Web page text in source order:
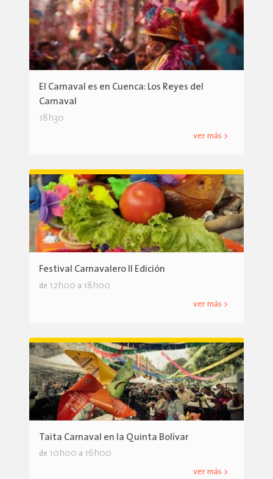
El Carnaval es en Cuenca: Los Reyes del
Carnaval
18h30
ver más >
Festival Carnavalero II Edición
de 12h00 a 18h00
ver más >
Taita Carnaval en la Quinta Bolívar
de 10h00 a 16h00
ver más >